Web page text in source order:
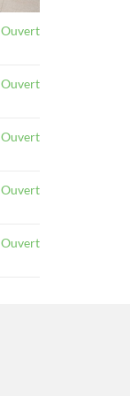
Ouvert
Ouvert
Ouvert
Ouvert
Ouvert